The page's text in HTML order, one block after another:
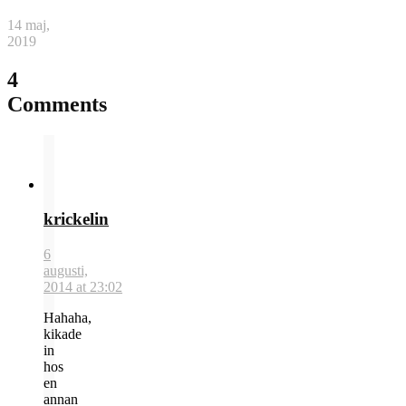
14 maj,
2019
4
Comments
krickelin
6
augusti,
2014 at 23:02
Hahaha,
kikade
in
hos
en
annan